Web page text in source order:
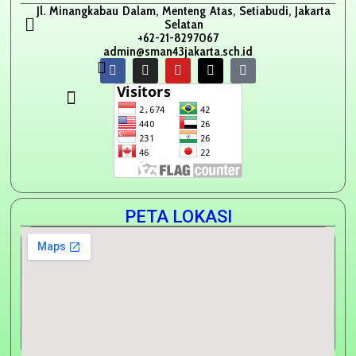
Jl. Minangkabau Dalam, Menteng Atas, Setiabudi, Jakarta
Selatan
+62-21-8297067
admin@sman43jakarta.sch.id
PETA LOKASI